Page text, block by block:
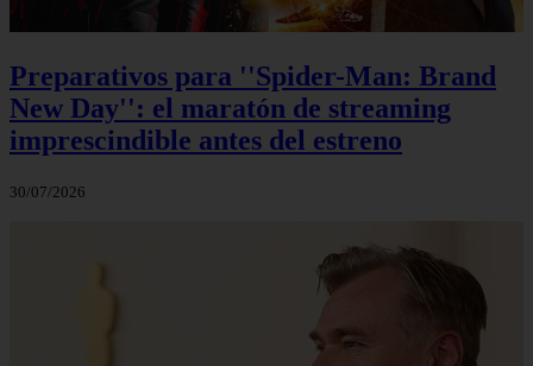
Preparativos para ''Spider-Man: Brand
New Day'': el maratón de streaming
imprescindible antes del estreno
30/07/2026